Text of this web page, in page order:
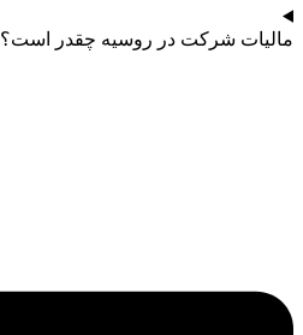
مالیات شرکت در روسیه چقدر است؟